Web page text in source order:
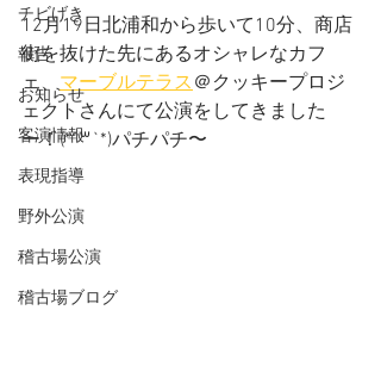
チビげき
報告
お知らせ
客演情報
表現指導
野外公演
稽古場公演
稽古場ブログ
12月19日北浦和から歩いて10分、商店
街を抜けた先にあるオシャレなカフ
ェ、マーブルテラス＠クッキープロジ
ェクトさんにて公演をしてきました
ー！(*´꒳`*)パチパチ〜